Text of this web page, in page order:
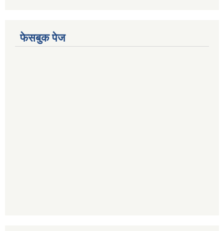
फेसबुक पेज